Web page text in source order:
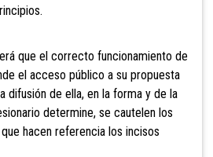
que el correcto funcionamiento de
el acceso público a su propuesta
difusión de ella, en la forma y de la
determine, se cautelen los
hacen referencia los incisos